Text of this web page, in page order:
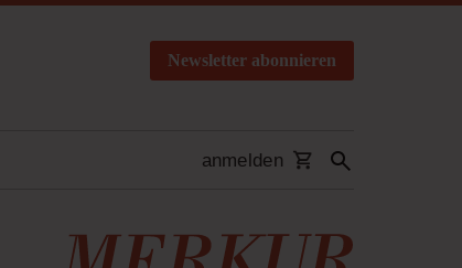
Newsletter abonnieren
anmelden